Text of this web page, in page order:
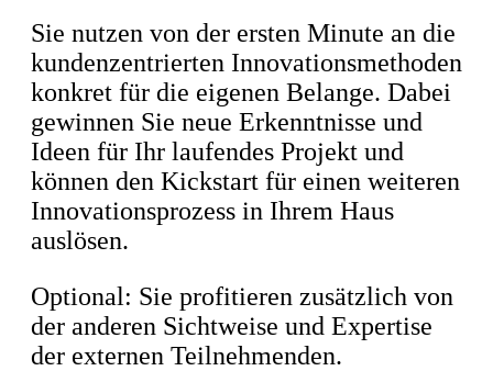
Sie nutzen von der ersten Minute an die
kundenzentrierten Innovationsmethoden
konkret für die eigenen Belange. Dabei
gewinnen Sie neue Erkenntnisse und
Ideen für Ihr laufendes Projekt und
können den Kickstart für einen weiteren
Innovationsprozess in Ihrem Haus
auslösen.
Optional: Sie profitieren zusätzlich von
der anderen Sichtweise und Expertise
der externen Teilnehmenden.